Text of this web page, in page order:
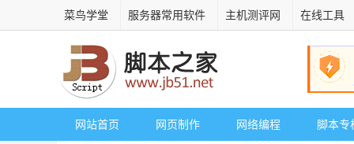
菜鸟学堂 服务器常用软件 主机测评网 在线工具
网站首页 网页制作 网络编程 脚本专